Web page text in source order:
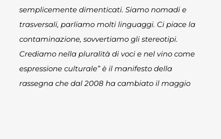
semplicemente dimenticati. Siamo nomadi e
trasversali, parliamo molti linguaggi. Ci piace la
contaminazione, sovvertiamo gli stereotipi.
Crediamo nella pluralità di voci e nel vino come
espressione culturale” è il manifesto della
rassegna che dal 2008 ha cambiato il maggio